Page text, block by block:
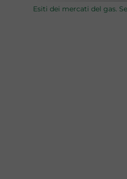
Esiti dei mercati del gas.